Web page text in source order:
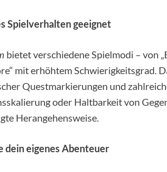
Spielverhalten geeignet
bietet verschiedene Spielmodi – von
mit erhöhtem Schwierigkeitsgrad.
Questmarkierungen und
oder Haltbarkeit von
Herangehensweise.
dein eigenes Abenteuer